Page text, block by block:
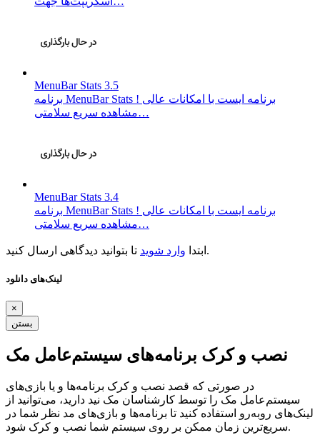
MenuBar Stats 3.5
برنامه MenuBar Stats برنامه ایست با امکانات عالی !
مشاهده سریع سلامتی…
MenuBar Stats 3.4
برنامه MenuBar Stats برنامه ایست با امکانات عالی !
مشاهده سریع سلامتی…
ابتدا وارد شوید تا بتوانید دیدگاهی ارسال کنید.
لینک‌های دانلود
×
بستن
نصب و کرک برنامه‌های سیستم‌عامل مک
در صورتی که قصد نصب و کرک برنامه‌ها و یا بازی‌های
سیستم‌عامل مک را توسط کارشناسان مک نید دارید، می‌توانید از
لینک‌های رو‌به‌رو استفاده کنید تا برنامه‌ها و بازی‌های مد نظر شما در
سریع‌ترین زمان ممکن بر روی سیستم شما نصب و کرک شود.